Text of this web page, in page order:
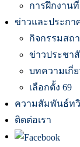
การฝึกงาน
ข่าวและประกา
กิจกรรมสถ
ข่าวประชา
บทความเกี่
เลือกตั้ง 69
ความสัมพันธ์ท
ติดต่อเรา